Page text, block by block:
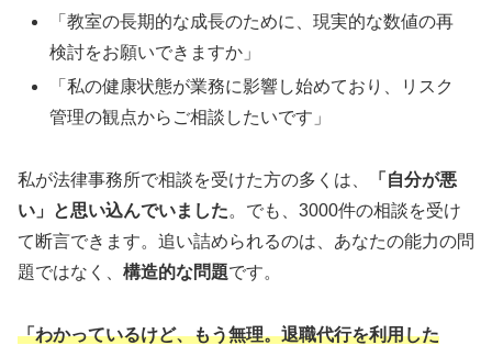
「教室の長期的な成長のために、現実的な数値の再
検討をお願いできますか」
「私の健康状態が業務に影響し始めており、リスク
管理の観点からご相談したいです」
私が法律事務所で相談を受けた方の多くは、
「自分が悪
い」と思い込んでいました。でも、3000件の相談を受け
て断言できます。追い詰められるのは、あなたの能力の問
題ではなく、 構造的な問題です。
「わかっているけど、もう無理。退職代行を利用した